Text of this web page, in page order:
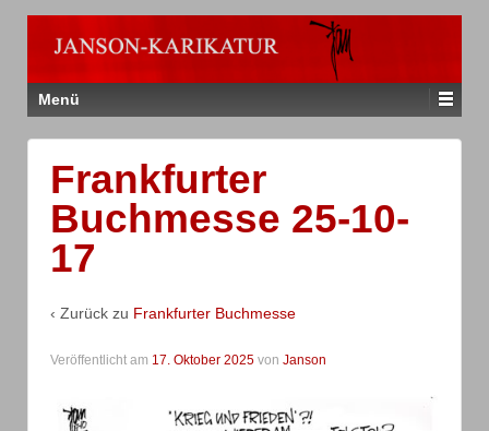
Menü
Frankfurter
Buchmesse 25-10-
17
‹ Zurück zu Frankfurter Buchmesse
Veröffentlicht am 17. Oktober 2025 von Janson